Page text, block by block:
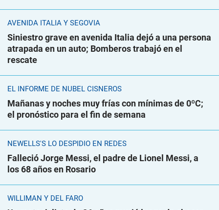
AVENIDA ITALIA Y SEGOVIA
Siniestro grave en avenida Italia dejó a una persona
atrapada en un auto; Bomberos trabajó en el
rescate
EL INFORME DE NUBEL CISNEROS
Mañanas y noches muy frías con mínimas de 0ºC;
el pronóstico para el fin de semana
NEWELLS'S LO DESPIDIÓ EN REDES
Falleció Jorge Messi, el padre de Lionel Messi, a
los 68 años en Rosario
WILLIMAN Y DEL FARO